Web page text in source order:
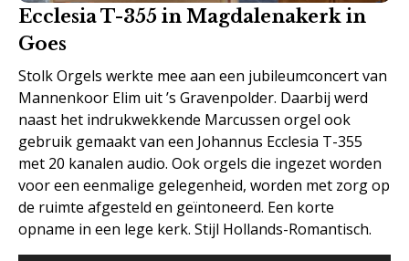
Ecclesia T-355 in Magdalenakerk in
Goes
Stolk Orgels werkte mee aan een jubileumconcert van
Mannenkoor Elim uit ’s Gravenpolder. Daarbij werd
naast het indrukwekkende Marcussen orgel ook
gebruik gemaakt van een Johannus Ecclesia T-355
met 20 kanalen audio. Ook orgels die ingezet worden
voor een eenmalige gelegenheid, worden met zorg op
de ruimte afgesteld en geïntoneerd. Een korte
opname in een lege kerk. Stijl Hollands-Romantisch.
Audiospeler